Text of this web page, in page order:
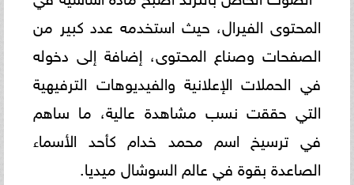
المحتوى الفيرال، حيث استخدمه عدد كبير من
الصفحات وصناع المحتوى، إضافة إلى دخوله
في الحملات الإعلانية والفيديوهات الترفيهية
التي حققت نسب مشاهدة عالية، ما ساهم
في ترسيخ اسم محمد خدام كأحد الأسماء
الصاعدة بقوة في عالم السوشال ميديا.